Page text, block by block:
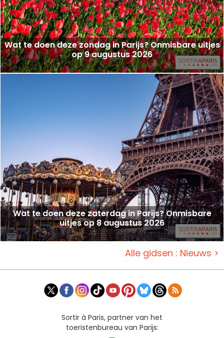
Wat te doen deze zondag in Parijs? Onmisbare uitjes
op 9 augustus 2026
Wat te doen deze zaterdag in Parijs? Onmisbare
uitjes op 8 augustus 2026
Alle gidsen : Nieuws >
Sortir à Paris, partner van het
toeristenbureau van Parijs: